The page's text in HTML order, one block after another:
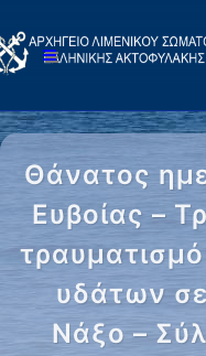
Θάνατος
Ευβοίας –
υδάτων
Νάξο –